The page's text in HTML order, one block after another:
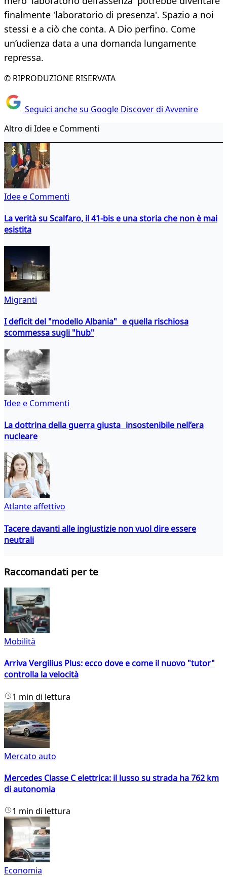
finalmente 'laboratorio di presenza'. Spazio a noi
stessi e a ciò che conta. A Dio perfino. Come
un’udienza data a una domanda lungamente
repressa.
© RIPRODUZIONE RISERVATA
Seguici anche su Google Discover di Avvenire
Altro di Idee e Commenti
Idee e Commenti
La verità su Scalfaro, il 41-bis e una storia che non è mai
esistita
Migranti
I deficit del "modello Albania" e quella rischiosa
scommessa sugli "hub"
Idee e Commenti
La dottrina della guerra giusta insostenibile nell’era
nucleare
Atlante affettivo
Tacere davanti alle ingiustizie non vuol dire essere
neutrali
Raccomandati per te
Mobilità
Arriva Vergilius Plus: ecco dove e come il nuovo "tutor"
controlla la velocità
1 min di lettura
Mercato auto
Mercedes Classe C elettrica: il lusso su strada ha 762 km
di autonomia
1 min di lettura
Economia